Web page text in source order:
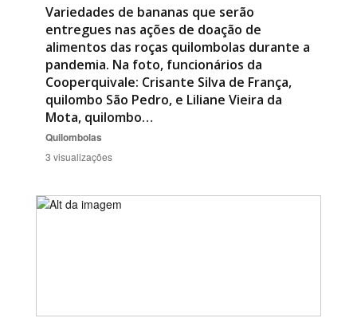
Variedades de bananas que serão
entregues nas ações de doação de
alimentos das roças quilombolas durante a
pandemia. Na foto, funcionários da
Cooperquivale: Crisante Silva de França,
quilombo São Pedro, e Liliane Vieira da
Mota, quilombo…
Quilombolas
3 visualizações